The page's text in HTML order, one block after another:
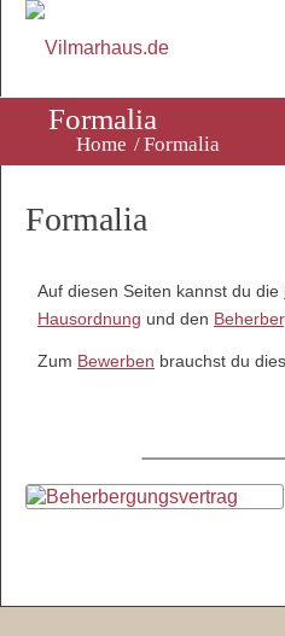
Formalia
Home /Formalia
Formalia
Auf diesen Seiten kannst du die
Hausordnung und den
Zum Bewerben brauchst du